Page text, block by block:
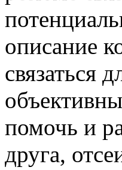
описание
связаться
помочь и
друга,